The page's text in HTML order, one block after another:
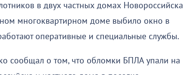
в двух частных домах Новороссийска
многоквартирном доме выбило окно в
оперативные и специальные службы.
сообщал о том, что обломки БПЛА упали на